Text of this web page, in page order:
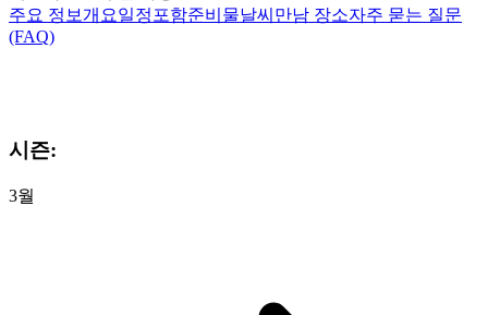
주요 정보개요일정 포함준비물날씨 만남 장소자주 묻는 질문
(FAQ)
시즌:
3월